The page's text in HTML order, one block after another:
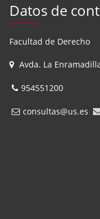
Datos de
Facultad de Derecho
Avda. La
954551200
consultas@us.es